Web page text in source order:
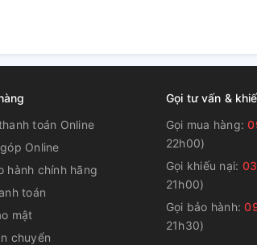
toán Online
Online
hành chính hãng
toán
mật
chuyển
Gọi tư vấn &
Gọi mua hàng:
22h00)
Gọi khiếu nại:
21h00)
Gọi bảo hành:
21h30)